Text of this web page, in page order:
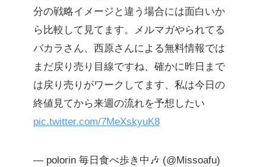
分の戦略イメージと違う場合には面白いか
ら比較して見てます。メルマガやられてる
バカラさん、西原さんによる無料情報では
まだ戻り売り目線ですね、確かに昨日まで
は戻り売りがワークしてます、私は今日の
終値見てから来週の流れを予想したい
pic.twitter.com/7MeXskyuK8
— polorin 毎日食べ歩き中🎶 (@Missoafu)